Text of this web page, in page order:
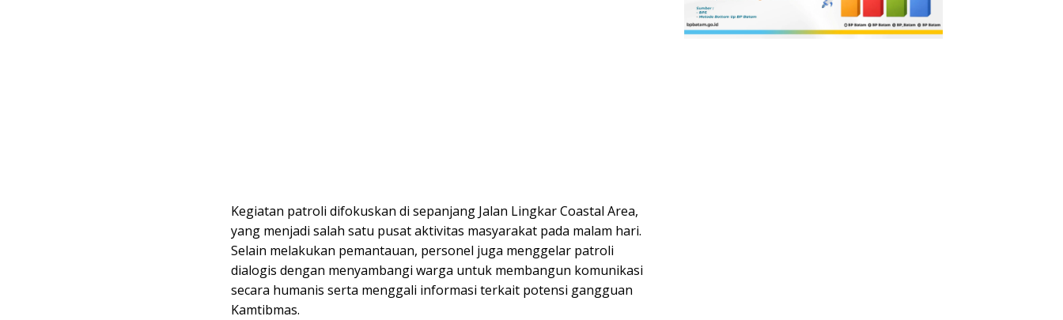
Kegiatan patroli difokuskan di sepanjang Jalan Lingkar Coastal Area,
yang menjadi salah satu pusat aktivitas masyarakat pada malam hari.
Selain melakukan pemantauan, personel juga menggelar patroli
dialogis dengan menyambangi warga untuk membangun komunikasi
secara humanis serta menggali informasi terkait potensi gangguan
Kamtibmas.